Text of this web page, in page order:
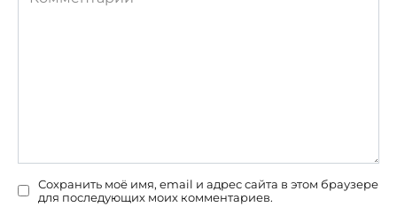
Сохранить моё имя, email и адрес сайта в этом браузере
для последующих моих комментариев.